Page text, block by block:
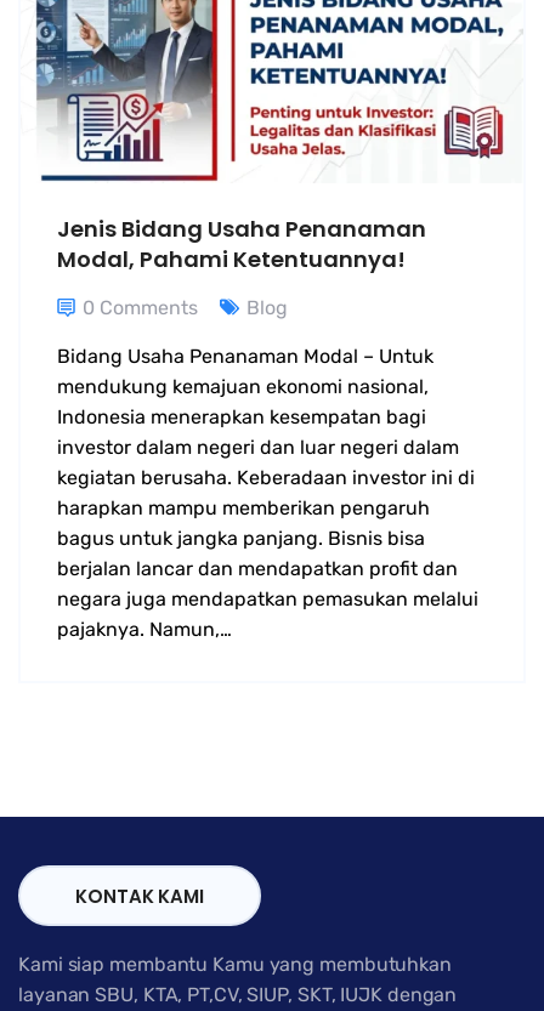
Jenis Bidang Usaha Penanaman
Modal, Pahami Ketentuannya!
0 Comments Blog
Bidang Usaha Penanaman Modal – Untuk
mendukung kemajuan ekonomi nasional,
Indonesia menerapkan kesempatan bagi
investor dalam negeri dan luar negeri dalam
kegiatan berusaha. Keberadaan investor ini di
harapkan mampu memberikan pengaruh
bagus untuk jangka panjang. Bisnis bisa
berjalan lancar dan mendapatkan profit dan
negara juga mendapatkan pemasukan melalui
pajaknya. Namun,…
KONTAK KAMI
Kami siap membantu Kamu yang membutuhkan
layanan SBU, KTA, PT,CV, SIUP, SKT, IUJK dengan